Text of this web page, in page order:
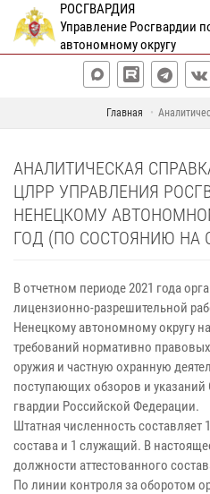
РОСГВАРДИЯ
Управление Росгвардии
автономному округу
Главная
АНАЛИТИЧЕСКАЯ
ЦЛРР УПРАВЛЕНИЯ
НЕНЕЦКОМУ
ГОД (ПО СОСТОЯНИЮ НА
В отчетном периоде 2021 года
лицензионно-разрешительной
Ненецкому автономному округу
требований нормативно
оружия и частную охранную
поступающих обзоров и
гвардии Российской Федерации.
Штатная численность составляет
состава и 1 служащий. В
должности аттестованного
По линии контроля за оборотом